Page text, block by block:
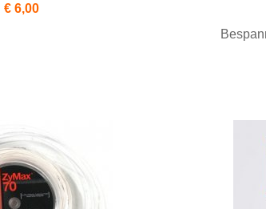
€ 6,00